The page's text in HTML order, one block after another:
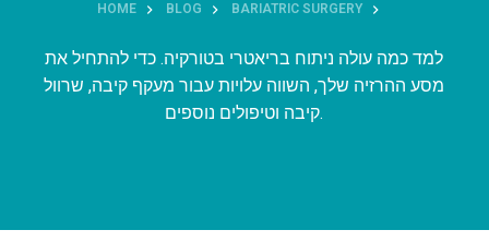
HOME BLOG BARIATRIC SURGERY
למד כמה עולה ניתוח בריאטרי בטורקיה. כדי להתחיל את
מסע ההרזיה שלך, השווה עלויות עבור מעקף קיבה, שרוול
קיבה וטיפולים נוספים.